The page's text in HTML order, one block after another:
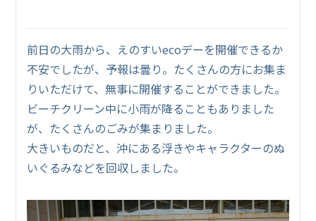
前日の大雨から、えのすいecoデーを開催できるか
不安でしたが、予報は曇り。たくさんの方にお集ま
りいただけて、無事に開催することができました。
ビーチクリーン中に小雨が降ることもありました
が、たくさんのごみが集まりました。
大きいものだと、沖にある浮きやキャラクターのぬ
いぐるみなどを回収しました。